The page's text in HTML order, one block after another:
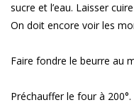
sucre et l’eau. Laisser
On doit encore voir les
Faire fondre le beurre au
Préchauffer le four à 200°.